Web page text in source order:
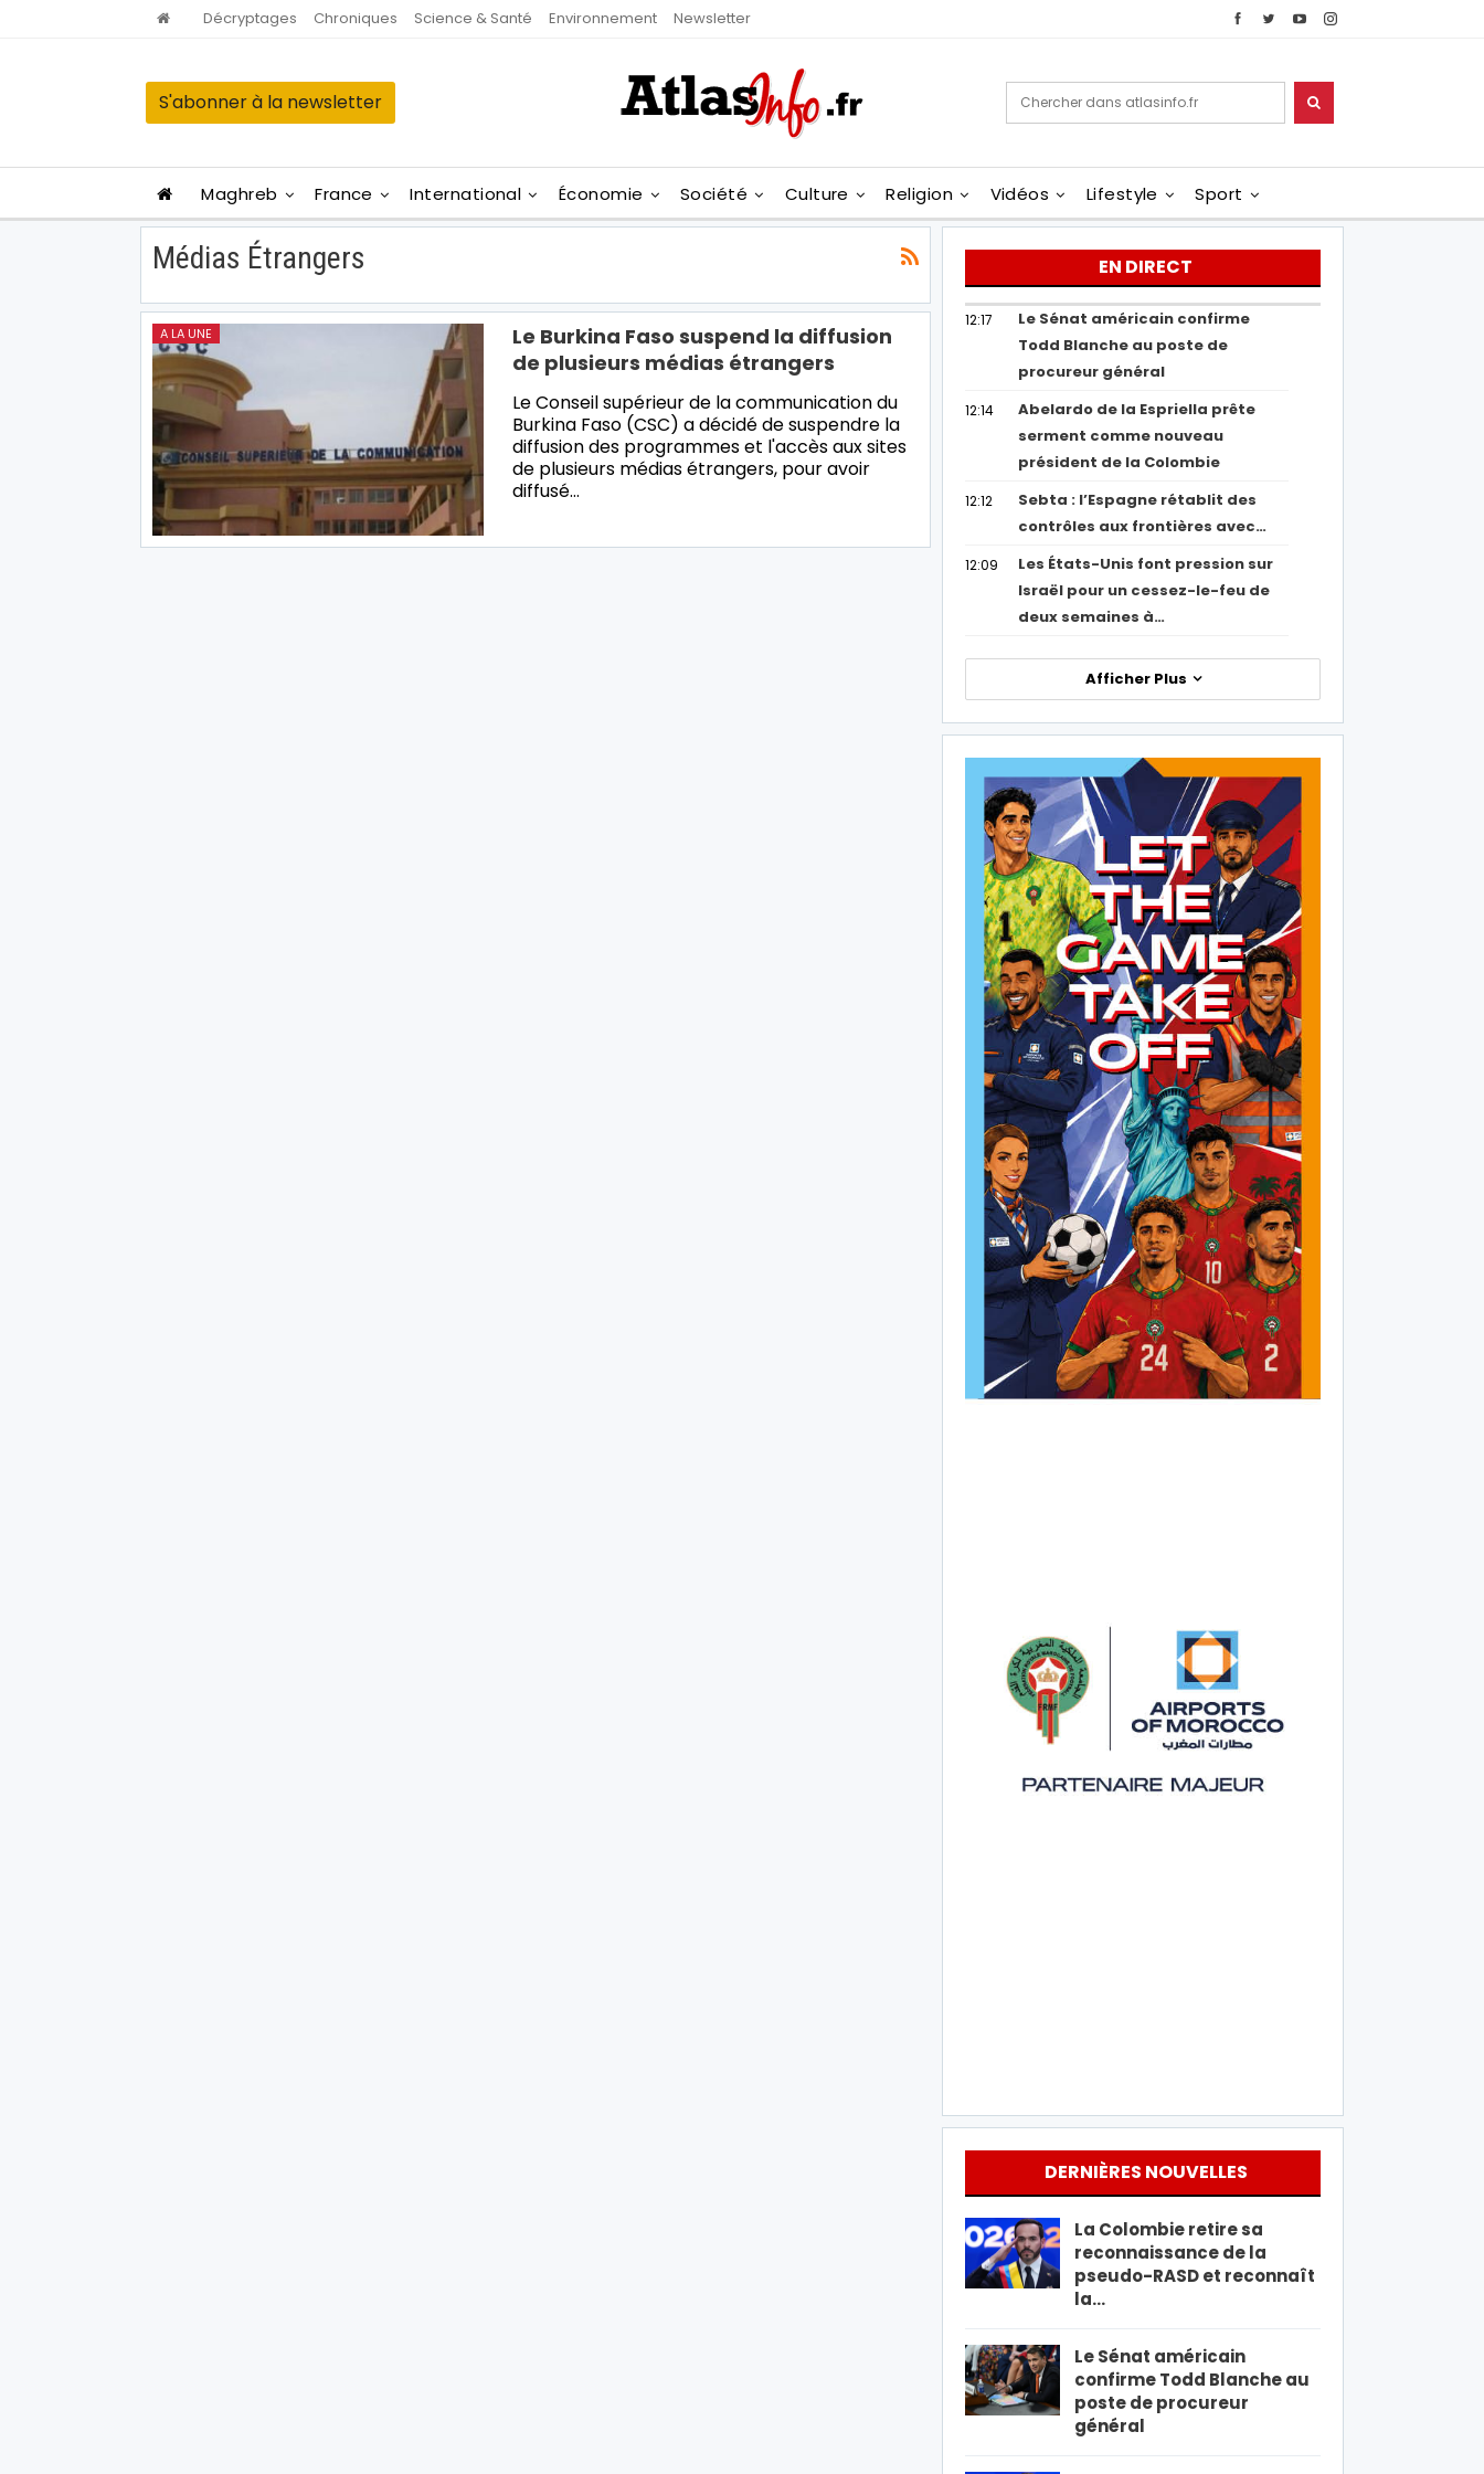
Décryptages Chroniques Science & Santé Environnement Newsletter
S'abonner à la newsletter
Maghreb France International Économie Société Culture Religion Vidéos Lifestyle Sport
Médias Étrangers
A LA UNE
Le Burkina Faso suspend la diffusion
de plusieurs médias étrangers
Le Conseil supérieur de la communication du
Burkina Faso (CSC) a décidé de suspendre la
diffusion des programmes et l'accès aux sites
de plusieurs médias étrangers, pour avoir
diffusé…
EN DIRECT
12:17
Le Sénat américain confirme
Todd Blanche au poste de
procureur général
12:14
Abelardo de la Espriella prête
serment comme nouveau
président de la Colombie
12:12
Sebta : l’Espagne rétablit des
contrôles aux frontières avec…
12:09
Les États-Unis font pression sur
Israël pour un cessez-le-feu de
deux semaines à…
Afficher Plus
DERNIÈRES NOUVELLES
La Colombie retire sa
reconnaissance de la
pseudo-RASD et reconnaît
la…
Le Sénat américain
confirme Todd Blanche au
poste de procureur
général